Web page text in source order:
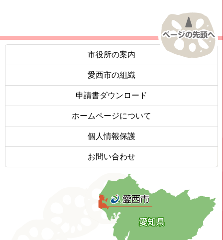
市役所の案内
愛西市の組織
申請書ダウンロード
ホームページについて
個人情報保護
お問い合わせ